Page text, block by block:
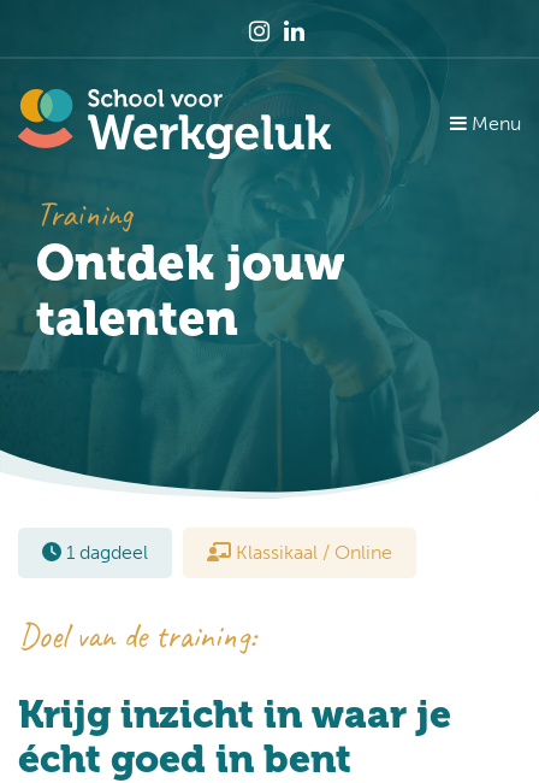
Menu
Training
Ontdek jouw
talenten
1 dagdeel Klassikaal / Online
Doel van de training:
Krijg inzicht in waar je
écht goed in bent